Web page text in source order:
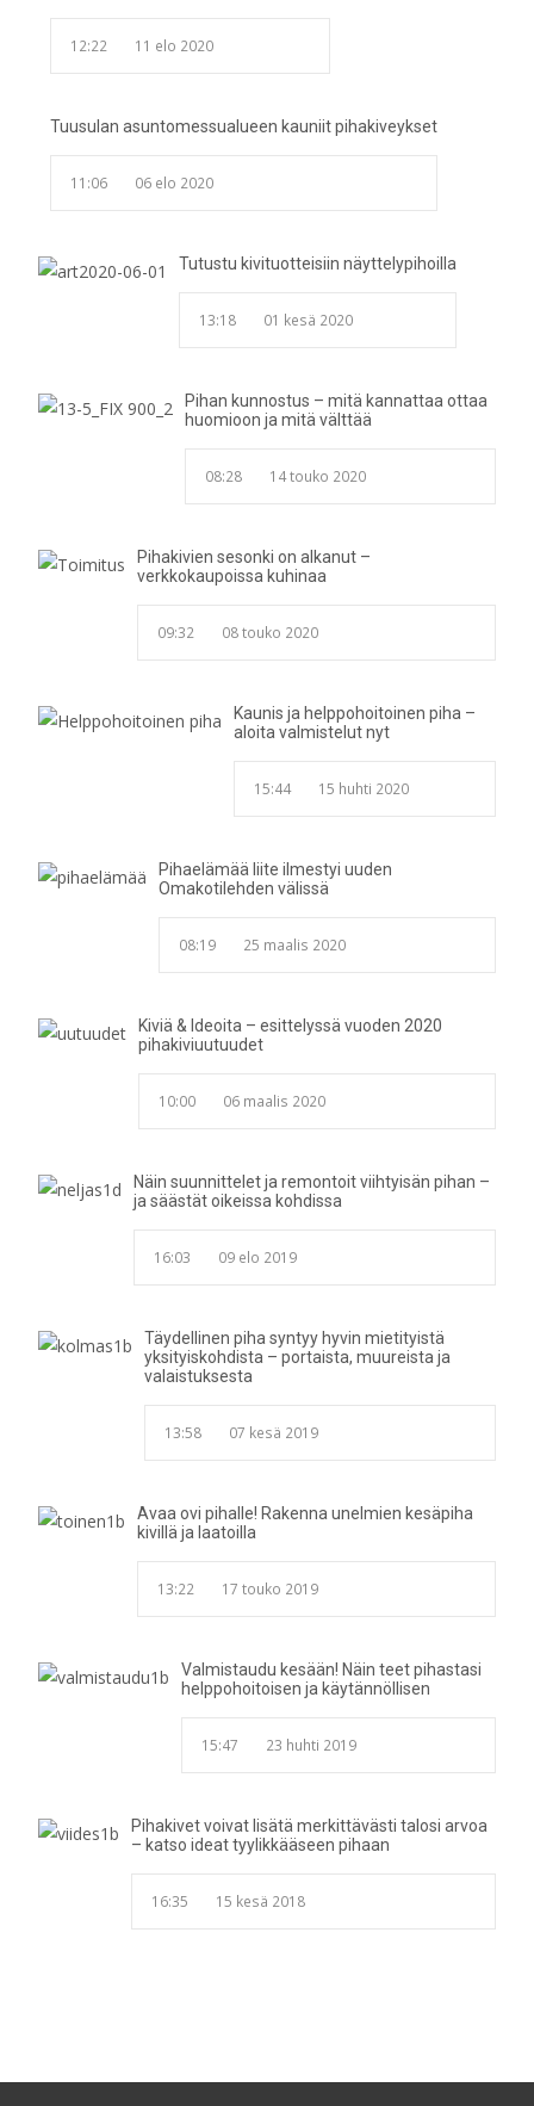
12:22 11 elo 2020
Tuusulan asuntomessualueen kauniit pihakiveykset
11:06 06 elo 2020
Tutustu kivituotteisiin näyttelypihoilla
13:18 01 kesä 2020
Pihan kunnostus – mitä kannattaa ottaa
huomioon ja mitä välttää
08:28 14 touko 2020
Pihakivien sesonki on alkanut –
verkkokaupoissa kuhinaa
09:32 08 touko 2020
Kaunis ja helppohoitoinen piha –
aloita valmistelut nyt
15:44 15 huhti 2020
Pihaelämää liite ilmestyi uuden
Omakotilehden välissä
08:19 25 maalis 2020
Kiviä & Ideoita – esittelyssä vuoden 2020
pihakiviuutuudet
10:00 06 maalis 2020
Näin suunnittelet ja remontoit viihtyisän pihan –
ja säästät oikeissa kohdissa
16:03 09 elo 2019
Täydellinen piha syntyy hyvin mietityistä
yksityiskohdista – portaista, muureista ja
valaistuksesta
13:58 07 kesä 2019
Avaa ovi pihalle! Rakenna unelmien kesäpiha
kivillä ja laatoilla
13:22 17 touko 2019
Valmistaudu kesään! Näin teet pihastasi
helppohoitoisen ja käytännöllisen
15:47 23 huhti 2019
Pihakivet voivat lisätä merkittävästi talosi arvoa
– katso ideat tyylikkääseen pihaan
16:35 15 kesä 2018